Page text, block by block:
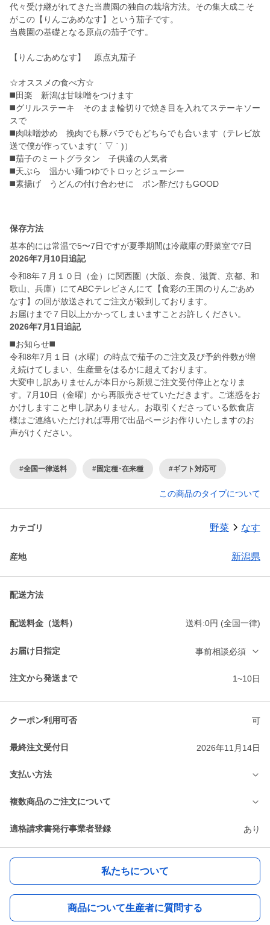
代々受け継がれてきた当農園の独自の栽培方法。その集大成こそ
がこの【りんごあめなす】という茄子です。
当農園の基礎となる原点の茄子です。
【りんごあめなす】 原点丸茄子
☆オススメの食べ方☆
◼️田楽 新潟は甘味噌をつけます
◼️グリルステーキ そのまま輪切りで焼き目を入れてステーキソー
スで
◼️肉味噌炒め 挽肉でも豚バラでもどちらでも合います（テレビ放
送で僕が作っています( ´ ▽ ` )）
◼️茄子のミートグラタン 子供達の人気者
◼️天ぷら 温かい麺つゆでトロッとジューシー
◼️素揚げ うどんの付け合わせに ポン酢だけもGOOD
保存方法
基本的には常温で5〜7日ですが夏季期間は冷蔵庫の野菜室で7日
2026年7月10日追記
令和8年７月１０日（金）に関西圏（大阪、奈良、滋賀、京都、和
歌山、兵庫）にてABCテレビさんにて【食彩の王国のりんごあめ
なす】の回が放送されてご注文が殺到しております。
お届けまで７日以上かかってしまいますことお許しください。
2026年7月1日追記
◼️お知らせ◼️
令和8年7月１日（水曜）の時点で茄子のご注文及び予約件数が増
え続けてしまい、生産量をはるかに超えております。
大変申し訳ありませんが本日から新規ご注文受付停止となりま
す。7月10日（金曜）から再販売させていただきます。ご迷惑をお
かけしますこと申し訳ありません。お取引くださっている飲食店
様はご連絡いただければ専用で出品ページお作りいたしますのお
声がけください。
#全国一律送料 #固定種･在来種 #ギフト対応可
この商品のタイプについて
カテゴリ 野菜 なす
産地 新潟県
配送方法
配送料金（送料） 送料:0円 (全国一律)
お届け日指定 事前相談必須
注文から発送まで 1~10日
クーポン利用可否 可
最終注文受付日 2026年11月14日
支払い方法
複数商品のご注文について
適格請求書発行事業者登録 あり
私たちについて
商品について生産者に質問する